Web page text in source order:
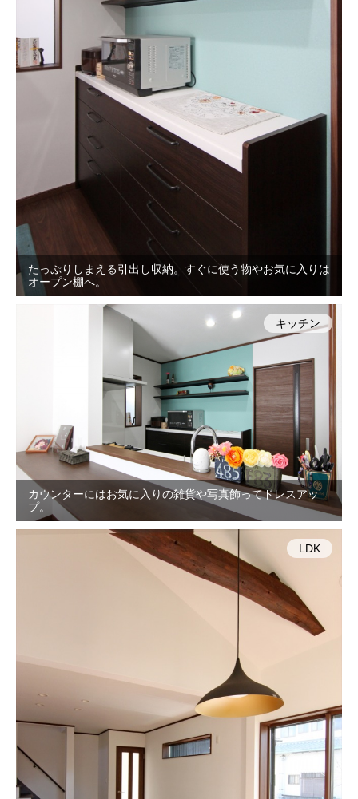
たっぷりしまえる引出し収納。すぐに使う物やお気に入りは
オープン棚へ。
カウンターにはお気に入りの雑貨や写真飾ってドレスアッ
プ。
キッチン
LDK